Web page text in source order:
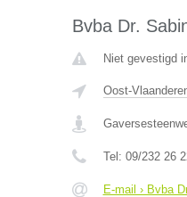
Bvba Dr.
Niet gevestigd
Oost-
Tel: 09/232 26
E-mail › Bvba